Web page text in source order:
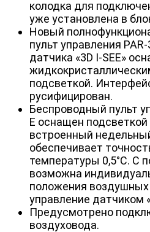
колодка для
уже установлена в
Новый
пульт управления
датчика «3D I-SEE»
подсветкой.
русифицирован.
Беспроводный пульт
E оснащен
встроенный
обеспечивает
температуры 0,5°С. С
возможна
положения воздушных
управление датчиком
Предусмотрено
воздуховода.